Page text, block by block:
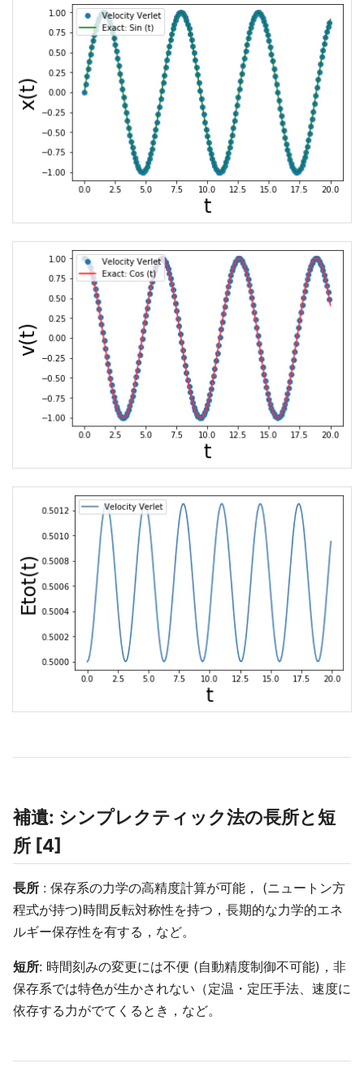
補遺: シンプレクティック法の長所と短
所 [4]
長所 : 保存系の力学の高精度計算が可能， (ニュートン方
程式が持つ)時間反転対称性を持つ，長期的な力学的エネ
ルギー保存性を有する，など。
短所: 時間刻みの変更には不便 (自動精度制御不可能)，非
保存系では特色が生かされない（定温・定圧手法、速度に
依存する力がでてくるとき，など。